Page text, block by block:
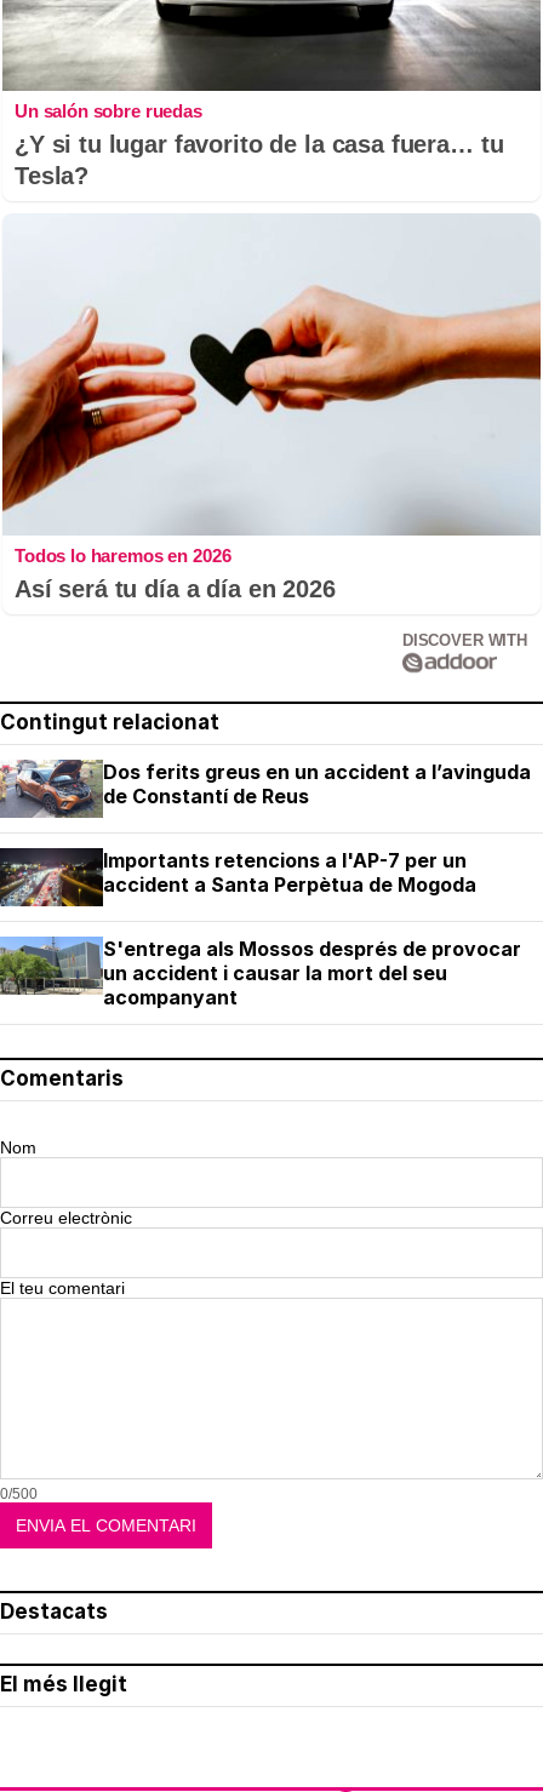
Un salón sobre ruedas
¿Y si tu lugar favorito de la casa fuera… tu
Tesla?
Todos lo haremos en 2026
Así será tu día a día en 2026
DISCOVER WITH
Contingut relacionat
Dos ferits greus en un accident a l’avinguda
de Constantí de Reus
Importants retencions a l'AP-7 per un
accident a Santa Perpètua de Mogoda
S'entrega als Mossos després de provocar
un accident i causar la mort del seu
acompanyant
Comentaris
Nom
Correu electrònic
El teu comentari
0/500
Destacats
El més llegit